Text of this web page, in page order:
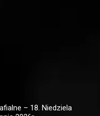
– 18. Niedziela